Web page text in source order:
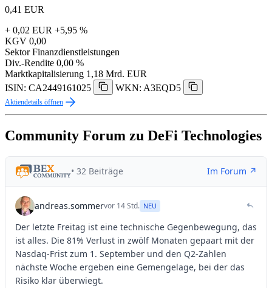
0,41 EUR
+ 0,02 EUR +5,95 %
KGV 0,00
Sektor Finanzdienstleistungen
Div.-Rendite 0,00 %
Marktkapitalisierung 1,18 Mrd. EUR
ISIN: CA2449161025
WKN: A3EQD5
Aktiendetails öffnen
Community Forum zu DeFi Technologies